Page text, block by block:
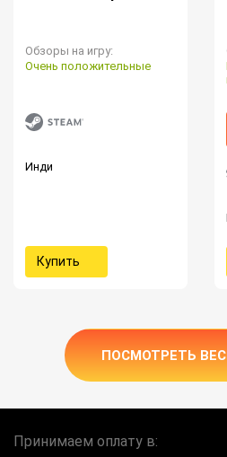
Обзоры на игру:
Очень положительные
Инди
Купить
ПОСМОТРЕТЬ
Принимаем оплату в: